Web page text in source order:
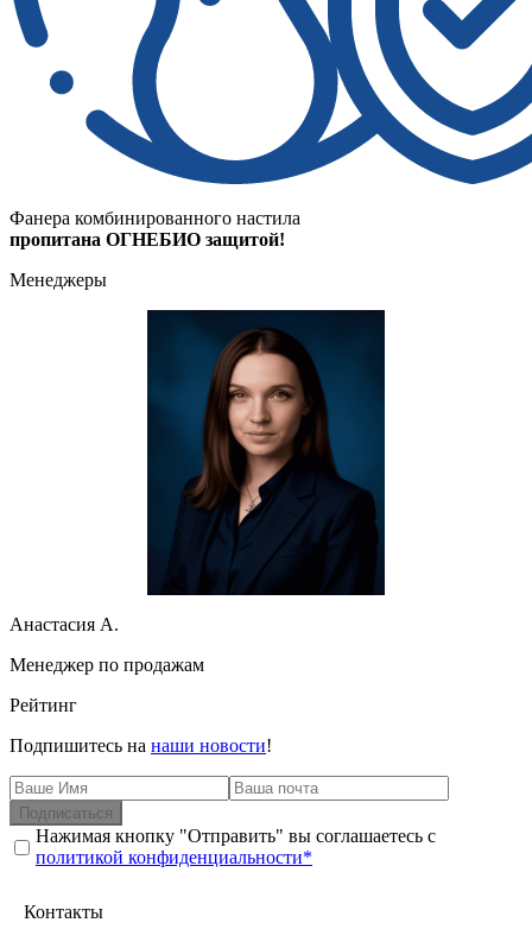
Фанера комбинированного настила
пропитана ОГНЕБИО защитой!
Менеджеры
Анастасия А.
Менеджер по продажам
Рейтинг
Подпишитесь на наши новости!
Подписаться
Нажимая кнопку "Отправить" вы соглашаетесь с
политикой конфиденциальности*
Контакты